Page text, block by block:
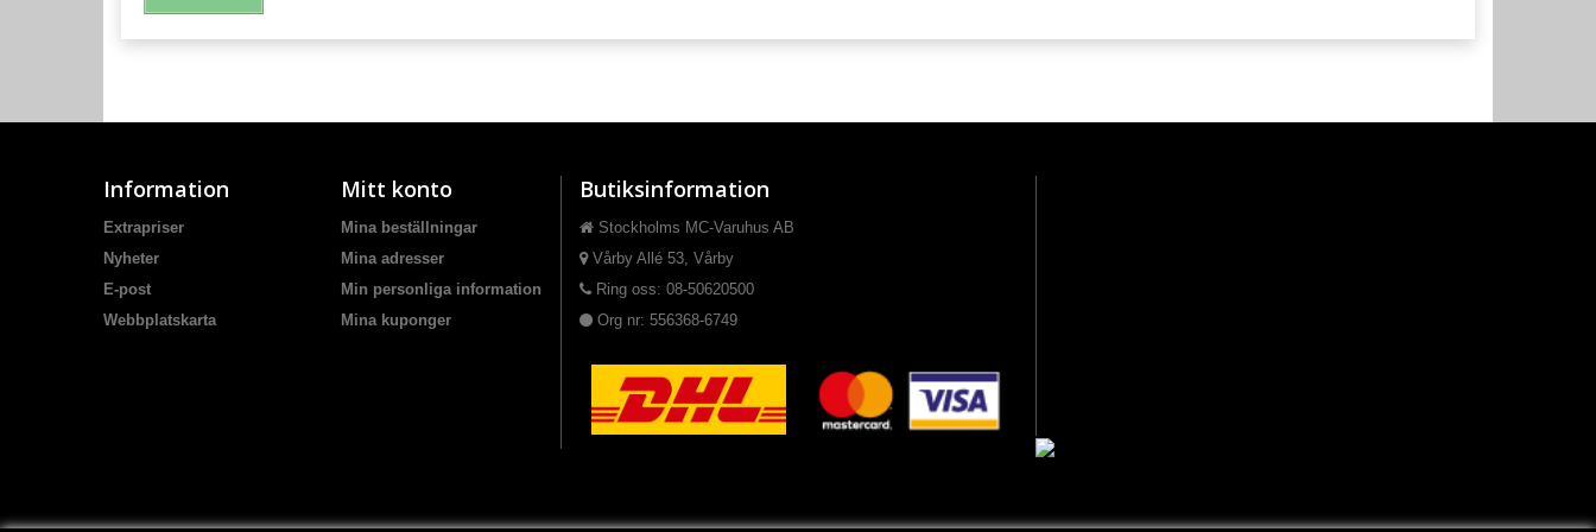
Information
Extrapriser
Nyheter
E-post
Webbplatskarta
Mitt konto
Mina beställningar
Mina adresser
Min personliga information
Mina kuponger
Butiksinformation
Stockholms MC-Varuhus AB
Vårby Allé 53, Vårby
Ring oss: 08-50620500
Org nr: 556368-6749